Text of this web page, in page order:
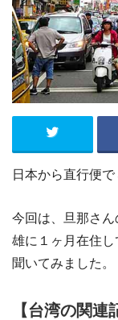
日本から直行便
今回は、旦那さ
雄に１ヶ月在住
聞いてみました。
【台湾の関連